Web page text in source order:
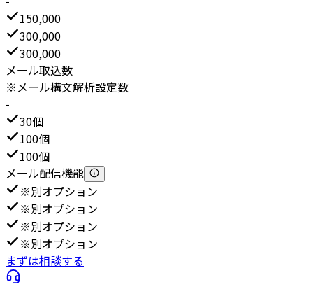
150,000
300,000
300,000
メール取込数
※メール構文解析設定数
-
30個
100個
100個
メール配信機能
※別オプション
※別オプション
※別オプション
※別オプション
まずは相談する